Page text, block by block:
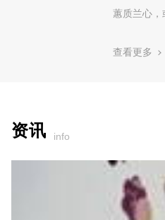
蕙质兰心，
查看更多
资讯 info